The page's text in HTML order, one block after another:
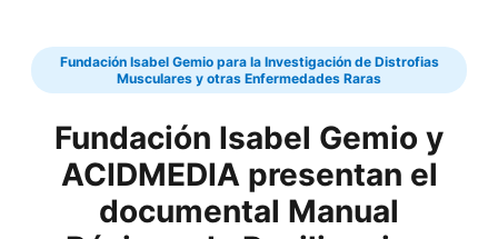
Fundación Isabel Gemio para la Investigación de Distrofias
Musculares y otras Enfermedades Raras
Fundación Isabel Gemio y
ACIDMEDIA presentan el
documental Manual